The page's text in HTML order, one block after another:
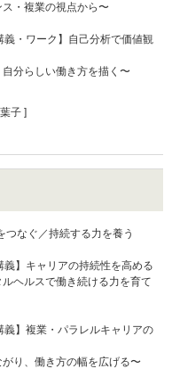
・複業の視点から〜
・ワーク】自己分析で価値観
分らしい働き方を描く〜
子 ]
つなぐ／持続する力を養う
】キャリアの持続性を高める
ヘルスで働き続ける力を育て
】複業・パラレルキャリアの
り、働き方の幅を広げる〜